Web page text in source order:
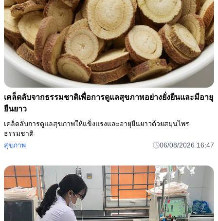
เคล็ดลับจากธรรมชาติเพื่อการดูแลสุขภาพอย่างยั่งยืนและมีอายุ
ยืนยาว
เคล็ดลับการดูแลสุขภาพให้แข็งแรงและอายุยืนยาวด้วยสมุนไพร
ธรรมชาติ
สุขภาพ
06/08/2026 16:47